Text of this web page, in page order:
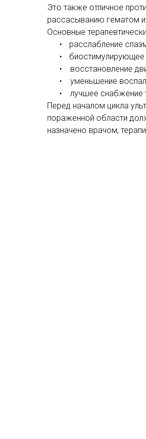
Это также отличное
рассасыванию гематом и
Основные
•
расслабление
•
биостимулирующее
•
восстановление
•
уменьшение
•
лучшее снабжение
Перед началом цикла
пораженной области
назначено врачом,